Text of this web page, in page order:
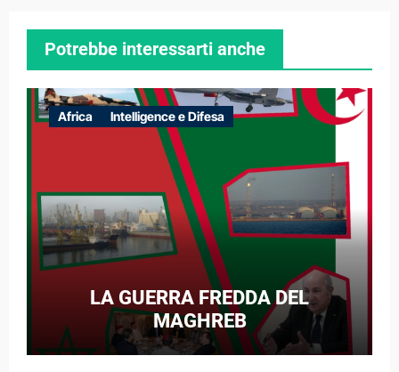
Potrebbe interessarti anche
Africa Intelligence e Difesa
LA GUERRA FREDDA DEL
MAGHREB